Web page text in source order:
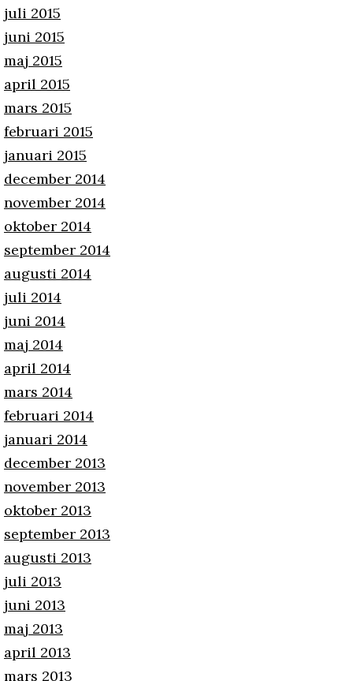
juli 2015
juni 2015
maj 2015
april 2015
mars 2015
februari 2015
januari 2015
december 2014
november 2014
oktober 2014
september 2014
augusti 2014
juli 2014
juni 2014
maj 2014
april 2014
mars 2014
februari 2014
januari 2014
december 2013
november 2013
oktober 2013
september 2013
augusti 2013
juli 2013
juni 2013
maj 2013
april 2013
mars 2013